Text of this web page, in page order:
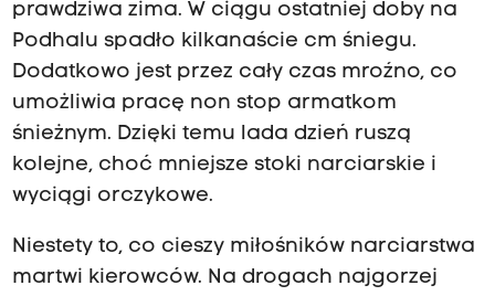
prawdziwa zima. W ciągu ostatniej doby na
Podhalu spadło kilkanaście cm śniegu.
Dodatkowo jest przez cały czas mroźno, co
umożliwia pracę non stop armatkom
śnieżnym. Dzięki temu lada dzień ruszą
kolejne, choć mniejsze stoki narciarskie i
wyciągi orczykowe.
Niestety to, co cieszy miłośników narciarstwa
martwi kierowców. Na drogach najgorzej